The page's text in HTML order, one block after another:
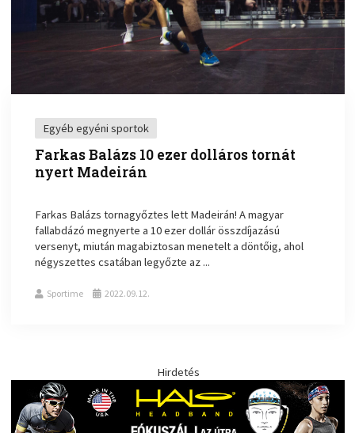
Egyéb egyéni sportok
Farkas Balázs 10 ezer dolláros tornát
nyert Madeirán
Farkas Balázs tornagyőztes lett Madeirán! A magyar
fallabdázó megnyerte a 10 ezer dollár összdíjazású
versenyt, miután magabiztosan menetelt a döntőig, ahol
négyszettes csatában legyőzte az ...
Sportime 2022.09.12.
Hirdetés